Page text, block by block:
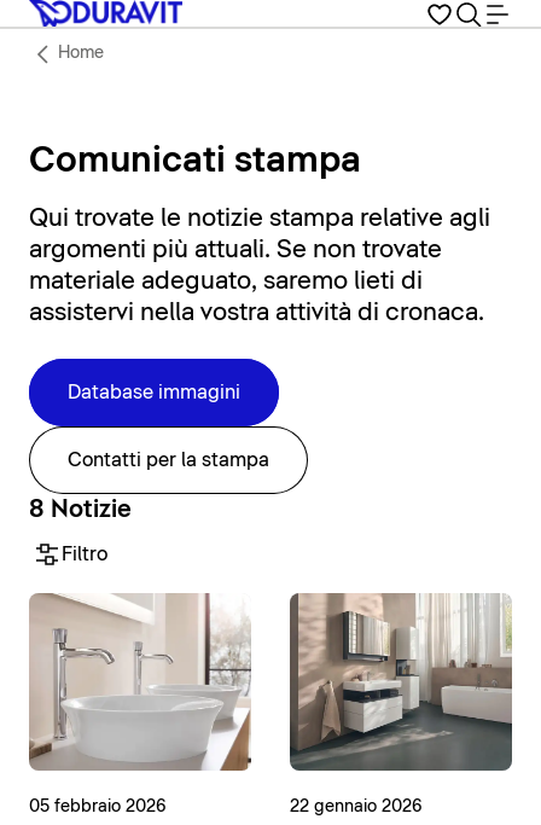
Home
Comunicati stampa
Qui trovate le notizie stampa relative agli
argomenti più attuali. Se non trovate
materiale adeguato, saremo lieti di
assistervi nella vostra attività di cronaca.
Database immagini
Contatti per la stampa
8 Notizie
Filtro
05 febbraio 2026 22 gennaio 2026